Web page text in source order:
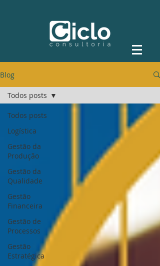
Blog
Todos posts
Logística
Gestão da
Produção
Gestão da
Qualidade
Gestão
Financeira
Gestão de
Processos
Gestão
Estratégica
Todos posts